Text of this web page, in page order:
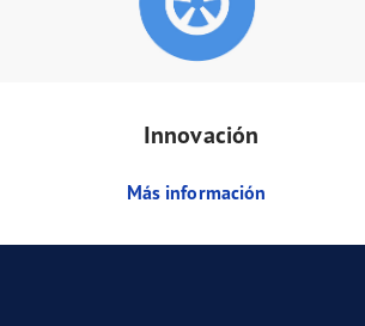
Innovación
Más información